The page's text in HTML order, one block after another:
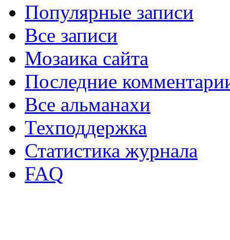
Популярные записи
Все записи
Мозаика сайта
Последние
Все альманахи
Техподдержка
Статистика журнала
FAQ